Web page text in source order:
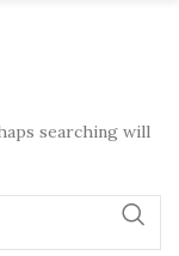
searching will